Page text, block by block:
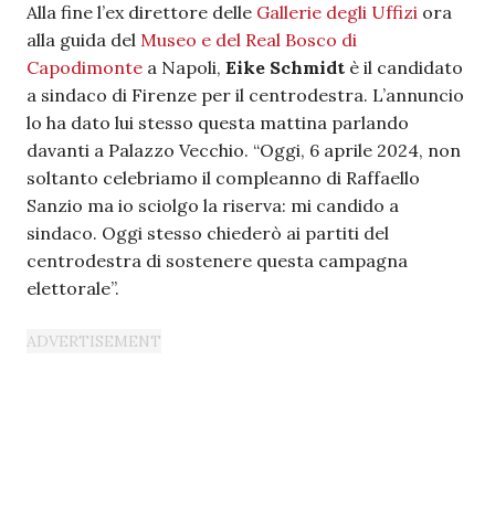
Alla fine l’ex direttore delle Gallerie degli Uffizi ora
alla guida del Museo e del Real Bosco di
Capodimonte a Napoli, Eike Schmidt è il candidato
a sindaco di Firenze per il centrodestra. L’annuncio
lo ha dato lui stesso questa mattina parlando
davanti a Palazzo Vecchio. “Oggi, 6 aprile 2024, non
soltanto celebriamo il compleanno di Raffaello
Sanzio ma io sciolgo la riserva: mi candido a
sindaco. Oggi stesso chiederò ai partiti del
centrodestra di sostenere questa campagna
elettorale”.